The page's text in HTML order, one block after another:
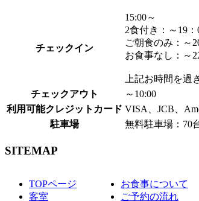
チェックイン
15:00～
2食付き：～19：
ご朝食のみ：～
お食事なし：～
上記お時間を過
チェックアウト
～10:00
利用可能クレジットカード VISA、JCB、
駐車場
無料駐車場：70
SITEMAP
TOPページ
客室
お食事について
ご予約の流れ